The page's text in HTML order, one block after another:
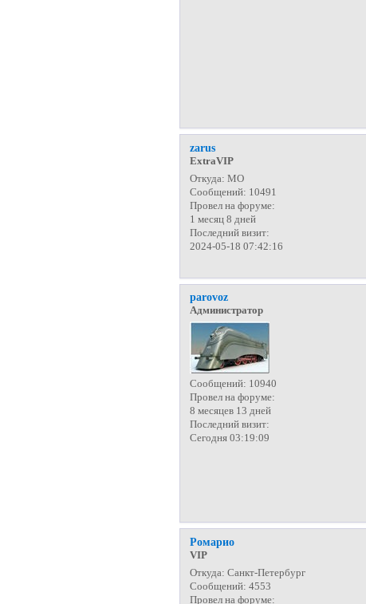
zarus
ExtraVIP
Откуда: МО
Сообщений: 10491
Провел на форуме:
1 месяц 8 дней
Последний визит:
2024-05-18 07:42:16
parovoz
Администратор
Сообщений: 10940
Провел на форуме:
8 месяцев 13 дней
Последний визит:
Сегодня 03:19:09
Ромарио
VIP
Откуда: Санкт-Петербург
Сообщений: 4553
Провел на форуме: